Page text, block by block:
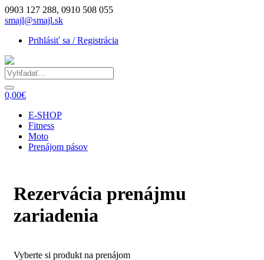
0903 127 288, 0910 508 055
smajl@smajl.sk
Prihlásiť sa / Registrácia
0,00€
E-SHOP
Fitness
Moto
Prenájom pásov
Rezervácia prenájmu
zariadenia
Vyberte si produkt na prenájom